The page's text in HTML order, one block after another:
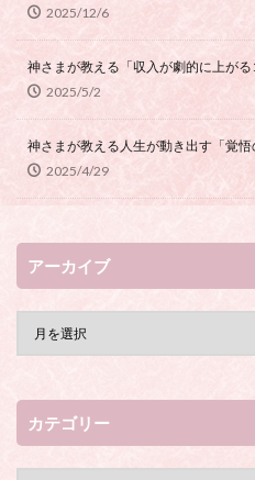
2025/12/6
神さまが教える「収入が劇的に上がる
2025/5/2
神さまが教える人生が動き出す「覚悟
2025/4/29
アーカイブ
カテゴリー